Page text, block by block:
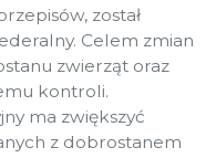
został
Celem zmian
zwierząt oraz
kontroli.
ma zwiększyć
z dobrostanem